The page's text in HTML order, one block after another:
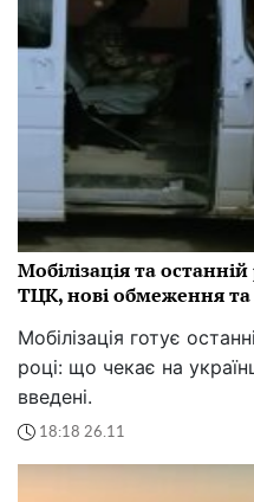
Мобілізація та
ТЦК, нові обмеження та
Мобілізація готує
році: що чекає на
введені.
18:18 26.11